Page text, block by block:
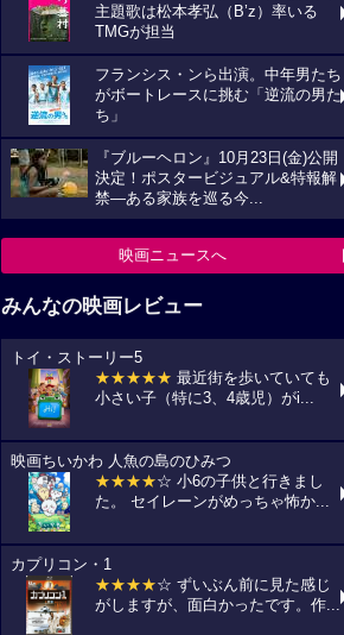
主題歌は松本孝弘（B’z）率いる
TMGが担当
フランシス・ンら出演。中年男たち
がボートレースに挑む「逆流の男た
ち」
『ブルーヘロン』10月23日(金)公開
決定！ポスタービジュアル&特報解
禁―ある家族を巡る今...
映画ニュースへ
みんなの映画レビュー
トイ・ストーリー5
★★★★★ 最近街を歩いていても
小さい子（特に3、4歳児）がi...
映画ちいかわ 人魚の島のひみつ
★★★★☆ 小6の子供と行きまし
た。 セイレーンがめっちゃ怖か...
カプリコン・1
★★★★☆ ずいぶん前に見た感じ
がしますが、面白かったです。作...